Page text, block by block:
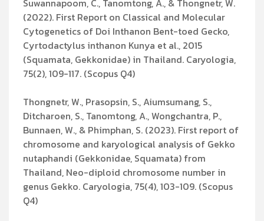
Suwannapoom, C., Tanomtong, A., & Thongnetr, W.
(2022). First Report on Classical and Molecular
Cytogenetics of Doi Inthanon Bent-toed Gecko,
Cyrtodactylus inthanon Kunya et al., 2015
(Squamata, Gekkonidae) in Thailand. Caryologia,
75(2), 109-117. (Scopus Q4)
Thongnetr, W., Prasopsin, S., Aiumsumang, S.,
Ditcharoen, S., Tanomtong, A., Wongchantra, P.,
Bunnaen, W., & Phimphan, S. (2023). First report of
chromosome and karyological analysis of Gekko
nutaphandi (Gekkonidae, Squamata) from
Thailand, Neo-diploid chromosome number in
genus Gekko. Caryologia, 75(4), 103-109. (Scopus
Q4)